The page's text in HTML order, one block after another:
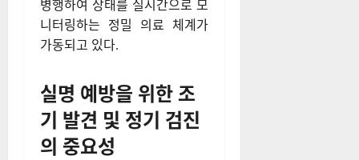
병행하여 상태를 실시간으로 모
니터링하는 정밀 의료 체계가
가동되고 있다.
실명 예방을 위한 조
기 발견 및 정기 검진
의 중요성